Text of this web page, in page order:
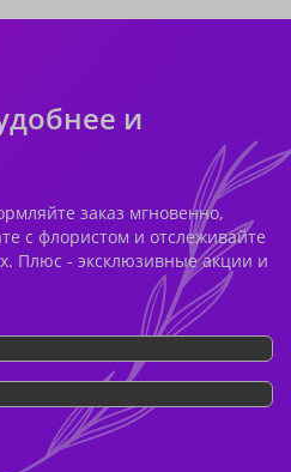
и
заказ мгновенно,
с флористом и отслеживайте
Плюс - эксклюзивные акции и